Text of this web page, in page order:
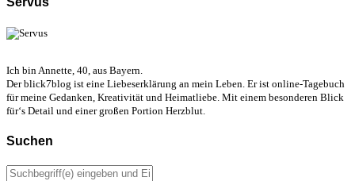
Ich bin Annette, 40, aus Bayern.
Der blick7blog ist eine Liebeserklärung an mein Leben. Er ist online-Tagebuch
für meine Gedanken, Kreativität und Heimatliebe. Mit einem besonderen Blick
für‘s Detail und einer großen Portion Herzblut.
Suchen